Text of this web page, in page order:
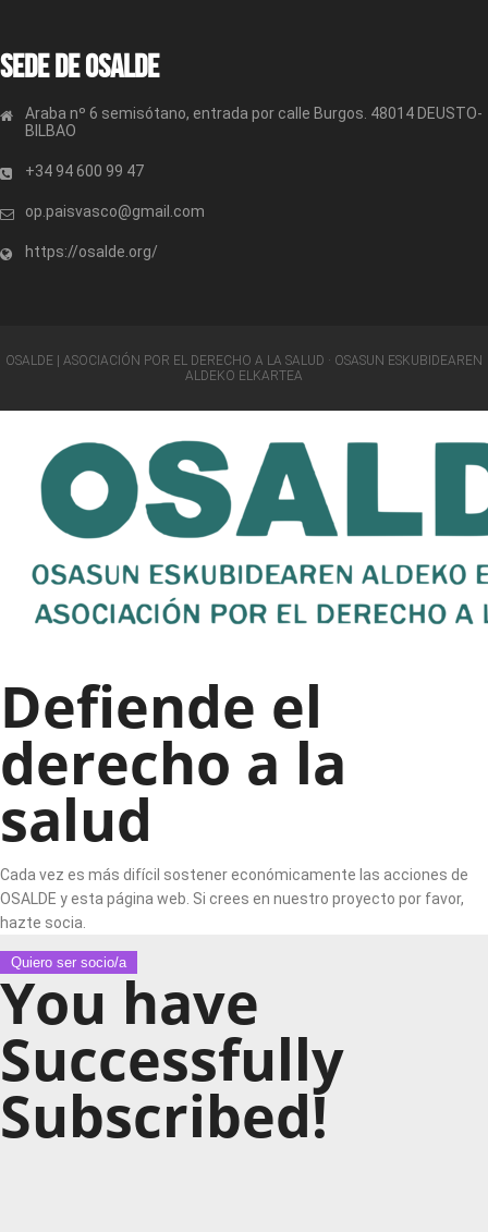
Sede de OSALDE
Araba nº 6 semisótano, entrada por calle Burgos. 48014 DEUSTO-
BILBAO
+34 94 600 99 47
op.paisvasco@gmail.com
https://osalde.org/
OSALDE | ASOCIACIÓN POR EL DERECHO A LA SALUD · OSASUN ESKUBIDEAREN
ALDEKO ELKARTEA
Defiende el
derecho a la
salud
Cada vez es más difícil sostener económicamente las acciones de
OSALDE y esta página web. Si crees en nuestro proyecto por favor,
hazte socia.
Quiero ser socio/a
You have
Successfully
Subscribed!